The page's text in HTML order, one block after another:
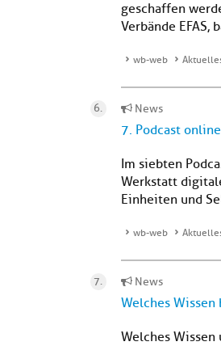
geschaffen
Verbände
wb-web
News
7. Podcast
Im siebten
Werkstatt
Einheiten und
wb-web
News
Welches
Welches